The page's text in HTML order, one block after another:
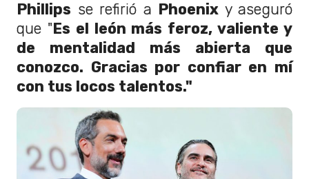
Phillips se refirió a Phoenix y aseguró
que " Es el león más feroz, valiente y
de mentalidad más abierta que
conozco. Gracias por confiar en mí
con tus locos talentos."